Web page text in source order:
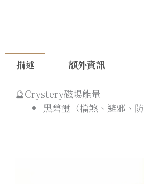
描述 額外資訊
🔮Crystery磁場能量
黑碧璽（擋煞、避邪、防